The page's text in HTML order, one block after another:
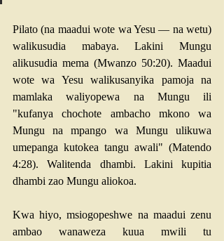
Pilato (na maadui wote wa Yesu — na wetu)
walikusudia mabaya. Lakini Mungu
alikusudia mema (Mwanzo 50:20). Maadui
wote wa Yesu walikusanyika pamoja na
mamlaka waliyopewa na Mungu ili
"kufanya chochote ambacho mkono wa
Mungu na mpango wa Mungu ulikuwa
umepanga kutokea tangu awali" (Matendo
4:28). Walitenda dhambi. Lakini kupitia
dhambi zao Mungu aliokoa.
Kwa hiyo, msiogopeshwe na maadui zenu
ambao wanaweza kuua mwili tu